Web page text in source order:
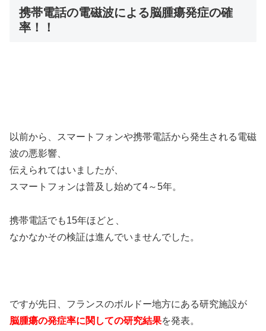
携帯電話の電磁波による脳腫瘍発症の確
率！！
以前から、スマートフォンや携帯電話から発生される電磁
波の悪影響、
伝えられてはいましたが、
スマートフォンは普及し始めて4～5年。
携帯電話でも15年ほどと、
なかなかその検証は進んでいませんでした。
ですが先日、フランスのボルドー地方にある研究施設が
脳腫瘍の発症率に関しての研究結果を発表。